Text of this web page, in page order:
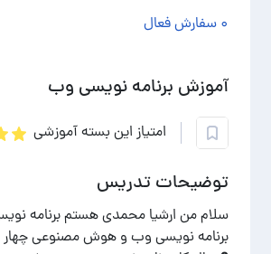
۰ سفارش فعال
آموزش برنامه نویسی وب
امتیاز این بسته آموزشی
توضیحات تدریس
سلام من ارشیا محمدی هستم برنامه
برنامه نویسی وب و هوش مصنوعی چهار